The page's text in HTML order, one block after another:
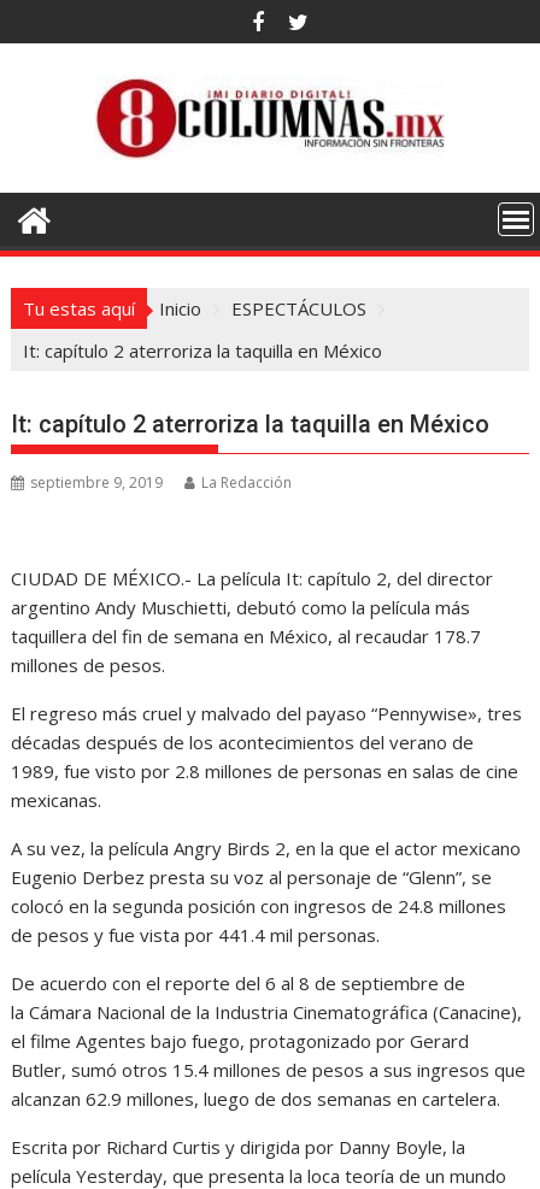
al
Tu estas aquí Inicio
ESPECTÁCULOS
It: capítulo 2 aterroriza la taquilla en México
It: capítulo 2 aterroriza la taquilla en México
septiembre 9, 2019 La Redacción
CIUDAD DE MÉXICO.- La película It: capítulo 2, del director
argentino Andy Muschietti, debutó como la película más
taquillera del fin de semana en México, al recaudar 178.7
millones de pesos.
El regreso más cruel y malvado del payaso “Pennywise», tres
décadas después de los acontecimientos del verano de
1989, fue visto por 2.8 millones de personas en salas de cine
mexicanas.
A su vez, la película Angry Birds 2, en la que el actor mexicano
Eugenio Derbez presta su voz al personaje de “Glenn”, se
colocó en la segunda posición con ingresos de 24.8 millones
de pesos y fue vista por 441.4 mil personas.
De acuerdo con el reporte del 6 al 8 de septiembre de
la Cámara Nacional de la Industria Cinematográfica (Canacine),
el filme Agentes bajo fuego, protagonizado por Gerard
Butler, sumó otros 15.4 millones de pesos a sus ingresos que
alcanzan 62.9 millones, luego de dos semanas en cartelera.
Escrita por Richard Curtis y dirigida por Danny Boyle, la
película Yesterday, que presenta la loca teoría de un mundo